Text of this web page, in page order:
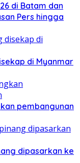
di Batam dan
Pers hingga
di Myanmar
pembangunan
dipasarkan ke